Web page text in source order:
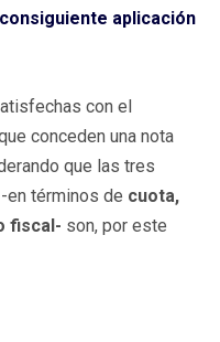
aplicación
con el
conceden una nota
que las tres
en términos de cuota,
fiscal- son, por este